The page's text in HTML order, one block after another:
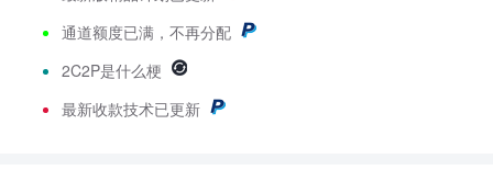
通道额度已满，不再分配
2C2P是什么梗
最新收款技术已更新